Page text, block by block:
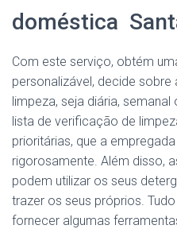
doméstica
Com este serviço, obtém
personalizável, decide
limpeza, seja diária,
lista de verificação de
prioritárias, que a
rigorosamente. Além disso,
podem utilizar os seus
trazer os seus próprios.
fornecer algumas